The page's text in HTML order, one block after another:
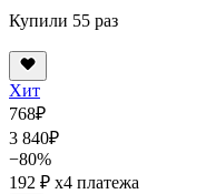
Купили 55 раз
Хит
768₽
3 840₽
−80%
192 ₽ x4 платежа